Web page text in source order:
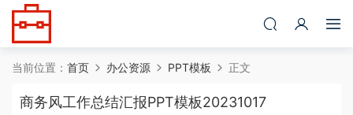
当前位置： 首页 办公资源 PPT模板 正文
商务风工作总结汇报PPT模板20231017